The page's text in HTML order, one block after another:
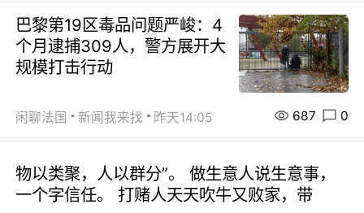
巴黎第19区毒品问题严峻：4
个月逮捕309人，警方展开大
规模打击行动
闲聊法国 新闻我来找 昨天14:05 687 0
物以类聚，人以群分”。 做生意人说生意事，
一个字信任。 打赌人天天吹牛又败家，带